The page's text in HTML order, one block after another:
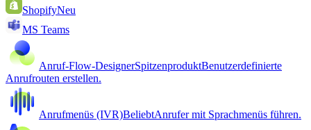
ShopifyNeu
MS Teams
Anruf-Flow-DesignerSpitzenproduktBenutzerdefinierte
Anrufrouten erstellen.
Anrufmenüs (IVR)BeliebtAnrufer mit Sprachmenüs führen.